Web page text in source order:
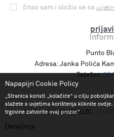
čitao sam i složio se sa
Punto
Adresa: Janka Polića
Telefon:
©2026www.napapijri.hr
Napapijri Cookie Policy
„Stranica koristi „kolačiće“ u cilju
slažete s uvjetima korištenja kliknite
trgovine zatvorite ovaj prozor.“
Detaljnije